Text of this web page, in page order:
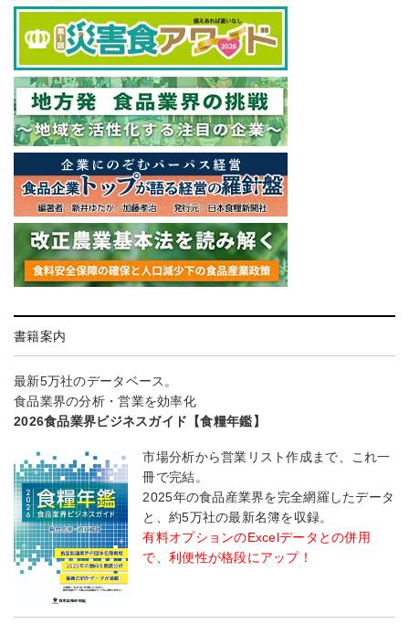
書籍案内
最新5万社のデータベース。
食品業界の分析・営業を効率化
2026食品業界ビジネスガイド【食糧年鑑】
市場分析から営業リスト作成まで、これ一
冊で完結。
2025年の食品産業界を完全網羅したデータ
と、約5万社の最新名簿を収録。
有料オプションのExcelデータとの併用
で、利便性が格段にアップ！